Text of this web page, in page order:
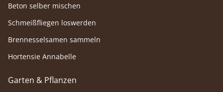
Beton selber mischen
Schmeißfliegen loswerden
Brennesselsamen sammeln
Hortensie Annabelle
Garten & Pflanzen